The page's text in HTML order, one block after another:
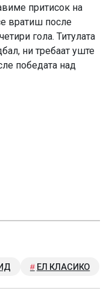
притисок на
вратиш после
гола. Титулата
ни требаат уште
победата над
ЕЛ КЛАСИКО